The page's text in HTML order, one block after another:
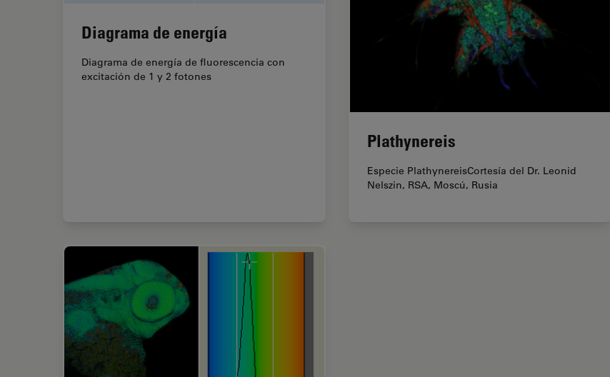
Diagrama de energía
Diagrama de energía de fluorescencia con
excitación de 1 y 2 fotones
Plathynereis
Especie PlathynereisCortesía del Dr. Leonid
Nelszin, RSA, Moscú, Rusia